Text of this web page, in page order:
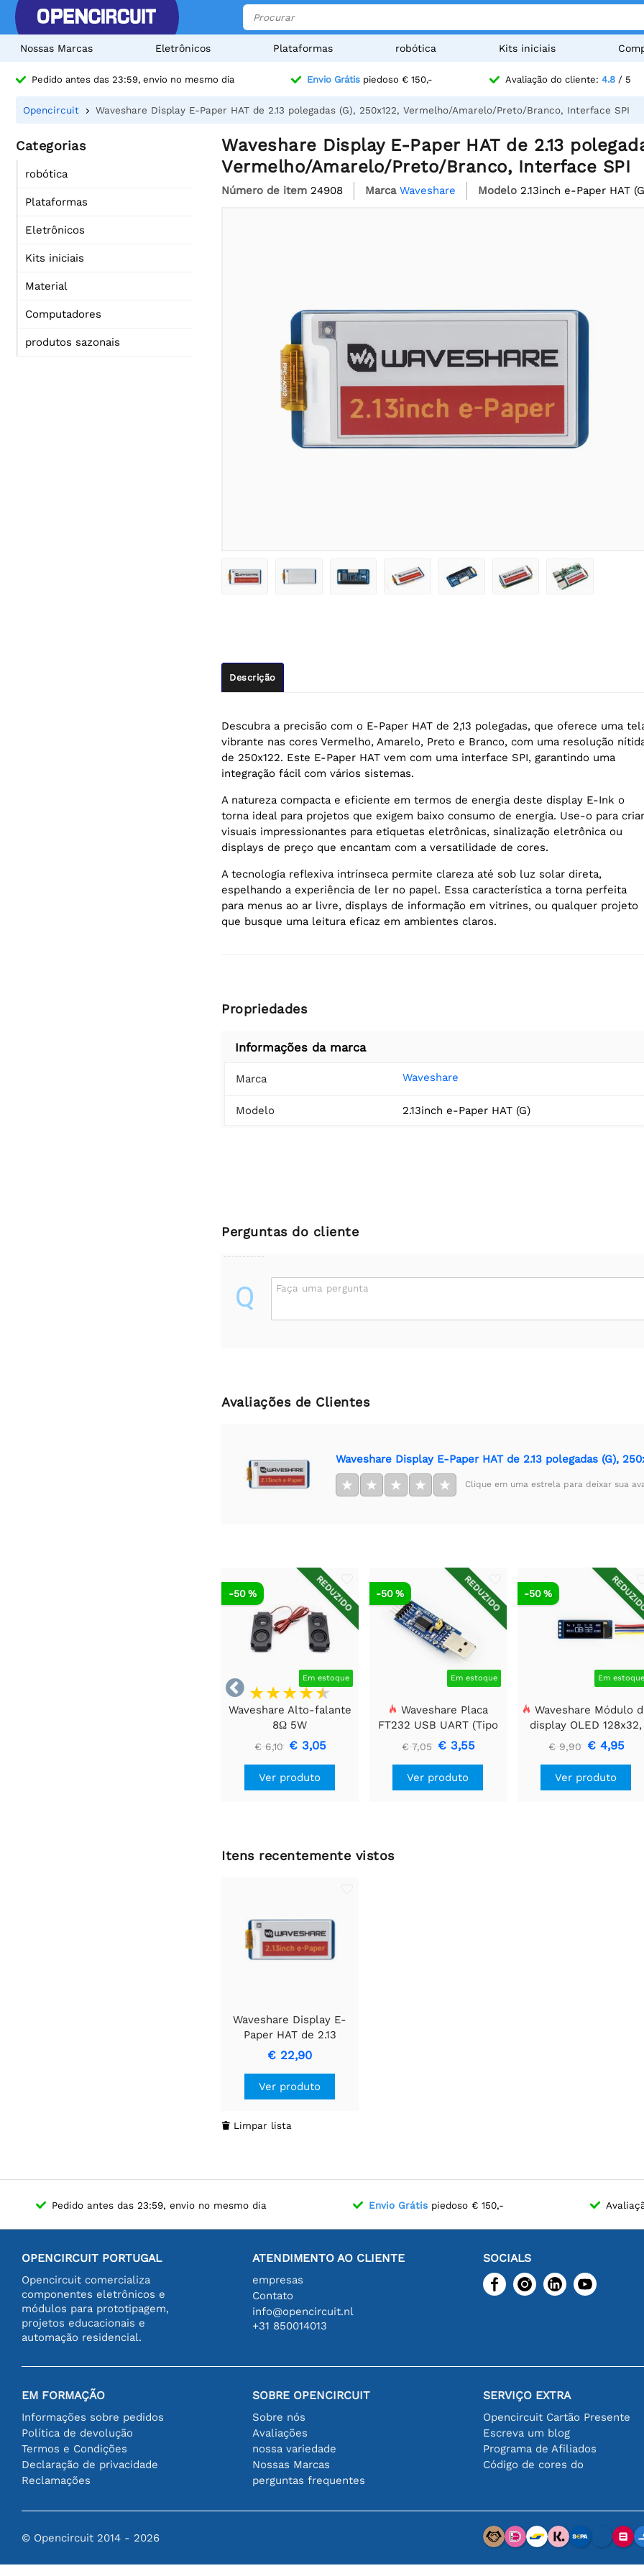
Nossas Marcas Eletrônicos Plataformas robótica Kits iniciais
Pedido antes das 23:59, envio no mesmo dia Envio Grátispiedoso € 150,- Avaliação do cliente: 4.8/ 5
Opencircuit Waveshare Display E-Paper HAT de 2.13 polegadas (G), 250x122, Vermelho/Amarelo/Preto/Branco, Interface SPI
Categorias
robótica
Plataformas
Eletrônicos
Kits iniciais
Material
Computadores
produtos sazonais
Waveshare Display E-Paper HAT de 2.13
Vermelho/Amarelo/Preto/Branco, Interface SPI
Número de item 24908 Marca Waveshare Modelo 2.13inch e-Paper HAT
Descrição
Descubra a precisão com o E-Paper HAT de 2,13 polegadas, que oferece uma
vibrante nas cores Vermelho, Amarelo, Preto e Branco, com uma resolução
de 250x122. Este E-Paper HAT vem com uma interface SPI, garantindo uma
integração fácil com vários sistemas.
A natureza compacta e eficiente em termos de energia deste display E-Ink o
torna ideal para projetos que exigem baixo consumo de energia. Use-o para criar
visuais impressionantes para etiquetas eletrônicas, sinalização eletrônica ou
displays de preço que encantam com a versatilidade de cores.
A tecnologia reflexiva intrínseca permite clareza até sob luz solar direta,
espelhando a experiência de ler no papel. Essa característica a torna perfeita
para menus ao ar livre, displays de informação em vitrines, ou qualquer projeto
que busque uma leitura eficaz em ambientes claros.
Propriedades
Informações da marca
Marca Waveshare
Modelo 2.13inch e-Paper HAT (G)
Perguntas do cliente
Q Faça uma pergunta
Avaliações de Clientes
Waveshare Display E-Paper HAT de 2.13 polegadas (G),
★ ★ ★ ★ ★ Clique em uma estrela para deixar sua

REDUZIDO
Em estoque
-50 %
Waveshare Alto-falante
8Ω 5W
€ 6,10 € 3,05
Ver produto
REDUZIDO
Em estoque
-50 %
Waveshare Placa
FT232 USB UART (Tipo
A), Módulo de
Comunicação USB Para
TTL (UART)
€ 7,05 € 3,55
Ver produto
Em estoque
-50 %
Waveshare Módulo
display OLED 128x32,
General 0.91 polegadas
€ 9,90 € 4,95
Ver produto
Itens recentemente vistos
Waveshare Display E-
Paper HAT de 2.13
polegadas (G), 250x122,
Vermelho/Amarelo/Preto/Branco,
Interface SPI
€ 22,90
Ver produto
 Limpar lista
Pedido antes das 23:59, envio no mesmo dia Envio Grátis piedoso € 150,-
OPENCIRCUIT PORTUGAL
Opencircuit comercializa
componentes eletrônicos e
módulos para prototipagem,
projetos educacionais e
automação residencial.
ATENDIMENTO AO CLIENTE
empresas
Contato
info@opencircuit.nl
+31 850014013
SOCIALS
EM FORMAÇÃO
Informações sobre pedidos
Política de devolução
Termos e Condições
Declaração de privacidade
Reclamações
SOBRE OPENCIRCUIT
Sobre nós
Avaliações
nossa variedade
Nossas Marcas
perguntas frequentes
SERVIÇO EXTRA
Opencircuit Cartão Presente
Escreva um blog
Programa de Afiliados
Código de cores do
© Opencircuit 2014 - 2026